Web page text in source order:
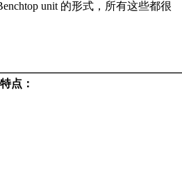
unit 的形式，所有这些都很
点：